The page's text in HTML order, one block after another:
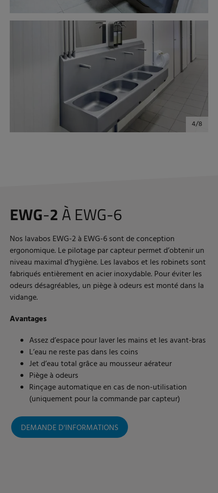
EWG-2 À EWG-6
Nos lavabos EWG-2 à EWG-6 sont de conception
ergonomique. Le pilotage par capteur permet d’obtenir un
niveau maximal d’hygiène. Les lavabos et les robinets sont
fabriqués entièrement en acier inoxydable. Pour éviter les
odeurs désagréables, un piège à odeurs est monté dans la
vidange.
Avantages
Assez d’espace pour laver les mains et les avant-bras
L’eau ne reste pas dans les coins
Jet d’eau total grâce au mousseur aérateur
Piège à odeurs
Rinçage automatique en cas de non-utilisation
(uniquement pour la commande par capteur)
DEMANDE D'INFORMATIONS